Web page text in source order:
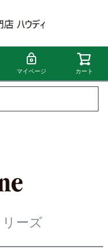
マイページ カート
ーズ